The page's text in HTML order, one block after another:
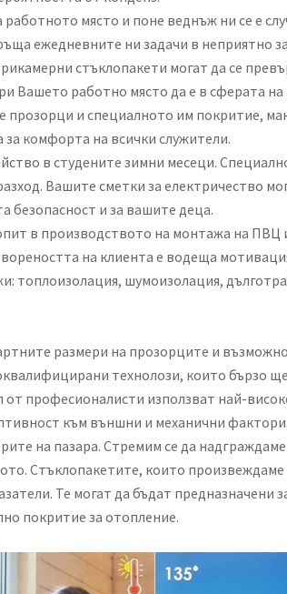
място и поне веднъж ни се е
ежедневните ни задачи в неприятно
стъклопакети могат да се
Вашето работно място да е в сферата
и специалното им покритие,
комфорта на всички служители.
в студените зимни месеци.
Вашите сметки за електричество
безопасност и за вашите деца.
в производството на монтажа на ПВЦ
на клиента е водеща
шумоизолация,
размери на прозорците и
технолози, които бързо
професионалисти използват най-
към външни и механични фактори.
на пазара. Стремим се да
Стъклопакетите, които
Те могат да бъдат предназначени
покритие за отопление.